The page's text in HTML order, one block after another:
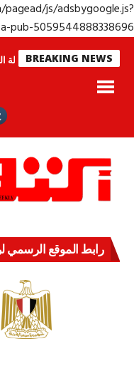
pagead/js/
pub-
BREAKING NEWS
لا ينامون جولة الرئيس
رابط الموقع الرسمي